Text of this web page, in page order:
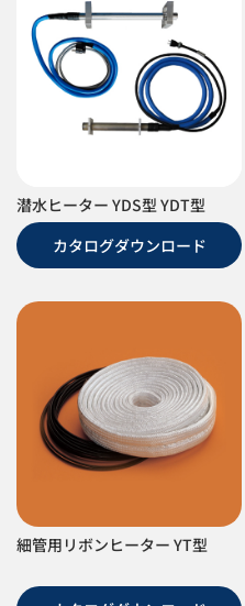
潜水ヒーター YDS型 YDT型
カタログダウンロード
細管用リボンヒーター YT型